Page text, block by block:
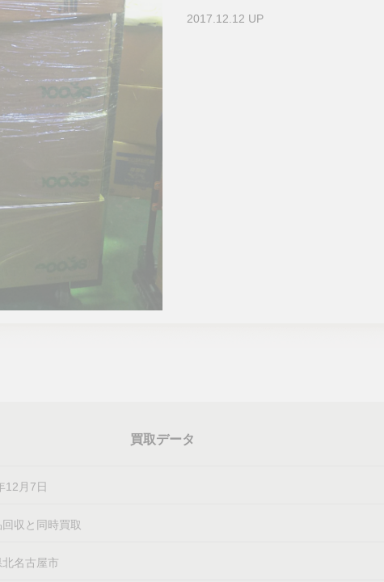
2017.12.12 UP
買取データ
12月7日
収と同時買取
名古屋市